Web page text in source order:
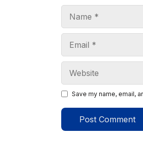
Save my name, email,